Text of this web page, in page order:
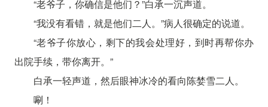
“老爷子，你确信是他们？”白承一沉声道。
“我没有看错，就是他们二人。”病人很确定的说道。
“老爷子你放心，剩下的我会处理好，到时再帮你办
出院手续，带你离开。”
白承一轻声道，然后眼神冰冷的看向陈婪雪二人。
唰！